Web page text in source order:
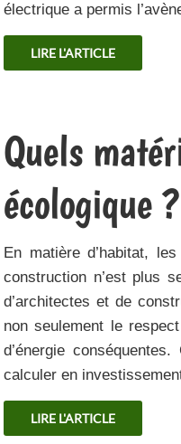
électrique a permis
LIRE L'ARTICLE
Quels
écologique ?
En matière d’habitat,
construction n’est plus
d’architectes et de
non seulement le
d’énergie
calculer en
LIRE L'ARTICLE